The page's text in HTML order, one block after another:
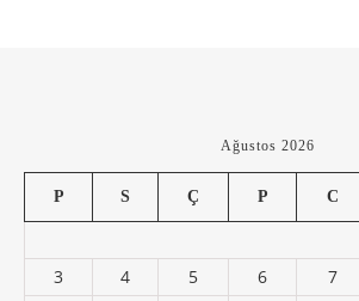
Ağustos 2026
P S Ç P C
3
4 5 6 7